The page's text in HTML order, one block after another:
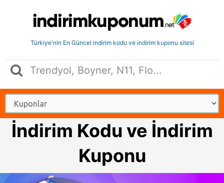
Türkiye'nin En Güncel indirim kodu ve indirim kuponu sitesi
İndirim Kodu ve İndirim
Kuponu